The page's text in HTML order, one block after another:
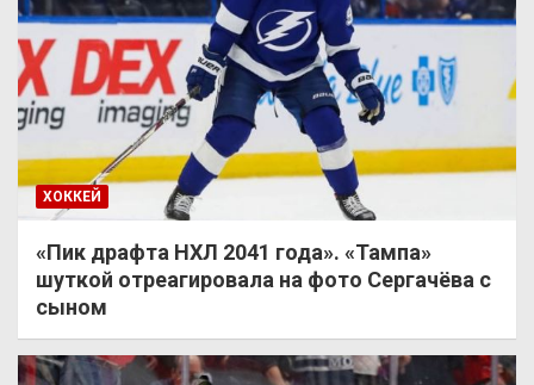
ХОККЕЙ
«Пик драфта НХЛ 2041 года». «Тампа»
шуткой отреагировала на фото Сергачёва с
сыном